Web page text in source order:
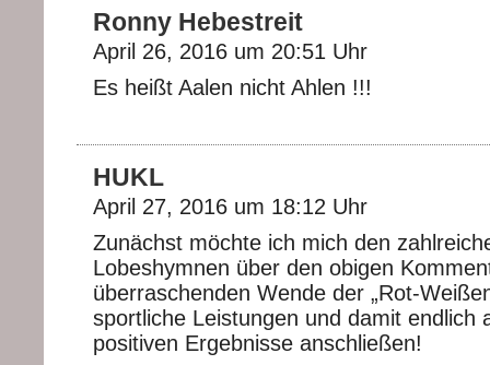
Ronny Hebestreit
April 26, 2016 um 20:51 Uhr
Es heißt Aalen nicht Ahlen !!!
HUKL
April 27, 2016 um 18:12 Uhr
Zunächst möchte ich mich den
Lobeshymnen über den obigen
überraschenden Wende der „Rot-
sportliche Leistungen und damit endlich
positiven Ergebnisse anschließen!